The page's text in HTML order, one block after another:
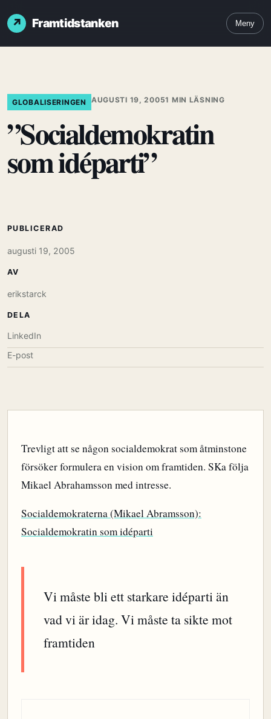
Framtidstanken Meny
GLOBALISERINGEN AUGUSTI 19, 20051 MIN LÄSNING
”Socialdemokratin
som idéparti”
Trevligt att se någon socialdemokrat som åtminstone
försöker formulera en vision om framtiden. SKa följa
Mikael Abrahamsson med intresse.
Socialdemokraterna (Mikael Abramsson):
Socialdemokratin som idéparti
Vi måste bli ett starkare idéparti än
vad vi är idag. Vi måste ta sikte mot
framtiden
PUBLICERAD
augusti 19, 2005
AV
erikstarck
DELA
LinkedIn
E-post